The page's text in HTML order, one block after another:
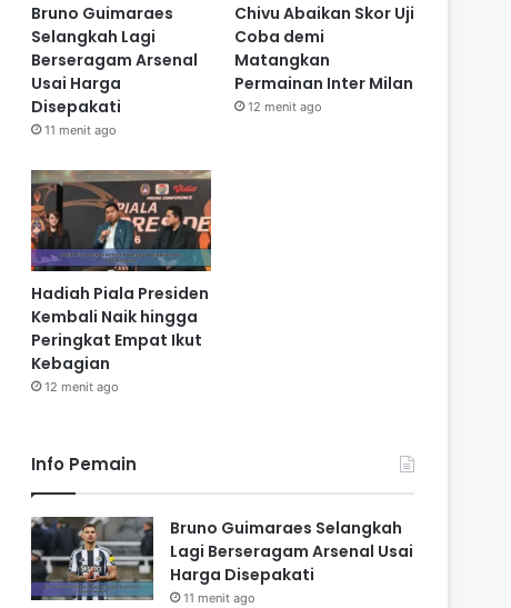
Bruno Guimaraes
Selangkah Lagi
Berseragam Arsenal
Usai Harga
Disepakati
11 menit ago
Chivu Abaikan Skor Uji
Coba demi
Matangkan
Permainan Inter Milan
12 menit ago
Hadiah Piala Presiden
Kembali Naik hingga
Peringkat Empat Ikut
Kebagian
12 menit ago
Info Pemain
Bruno Guimaraes Selangkah
Lagi Berseragam Arsenal Usai
Harga Disepakati
11 menit ago